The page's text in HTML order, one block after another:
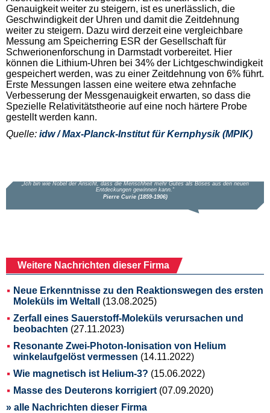
Genauigkeit weiter zu steigern, ist es unerlässlich, die
Geschwindigkeit der Uhren und damit die Zeitdehnung
weiter zu steigern. Dazu wird derzeit eine vergleichbare
Messung am Speicherring ESR der Gesellschaft für
Schwerionenforschung in Darmstadt vorbereitet. Hier
können die Lithium-Uhren bei 34% der Lichtgeschwindigkeit
gespeichert werden, was zu einer Zeitdehnung von 6% führt.
Erste Messungen lassen eine weitere etwa zehnfache
Verbesserung der Messgenauigkeit erwarten, so dass die
Spezielle Relativitätstheorie auf eine noch härtere Probe
gestellt werden kann.
Quelle: idw / Max-Planck-Institut für Kernphysik (MPIK)
Weitere Nachrichten dieser Firma
Neue Erkenntnisse zu den Reaktionswegen des ersten
Moleküls im Weltall
(13.08.2025)
Zerfall eines Sauerstoff-Moleküls verursachen und
beobachten (27.11.2023)
Resonante Zwei-Photon-Ionisation von Helium
winkelaufgelöst vermessen (14.11.2022)
Wie magnetisch ist Helium-3? (15.06.2022)
Masse des Deuterons korrigiert (07.09.2020)
» alle Nachrichten dieser Firma